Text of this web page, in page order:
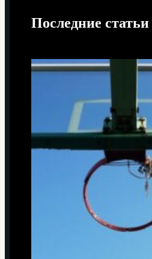
Последние статьи